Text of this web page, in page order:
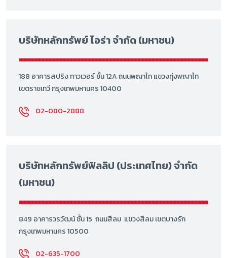
บริษัทหลักทรัพย์ ไอร่า จำกัด (มหาชน)
188 อาคารสปริง ทาวเวอร์ ชั้น 12A ถนนพญาไท แขวงทุ่งพญาไท
เขตราชเทวี กรุงเทพมหานคร 10400
02-080-2888
บริษัทหลักทรัพย์ฟิลลิป (ประเทศไทย) จำกัด
(มหาชน)
849 อาคารวรวัฒน์ ชั้น 15 ถนนสีลม แขวงสีลม เขตบางรัก
กรุงเทพมหานคร 10500
02-635-1700